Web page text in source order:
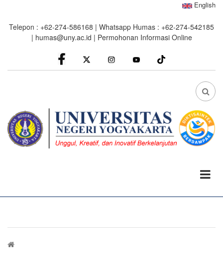
main
English
Telepon : +62-274-586168 | Whatsapp Humas : +62-274-542185
| humas@uny.ac.id | Permohonan Informasi Online
facebook
Instagram youtube
FA
Breadcrumb
0%